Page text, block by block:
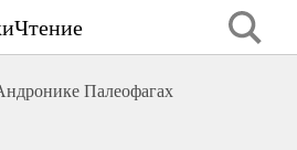
Палеофагах